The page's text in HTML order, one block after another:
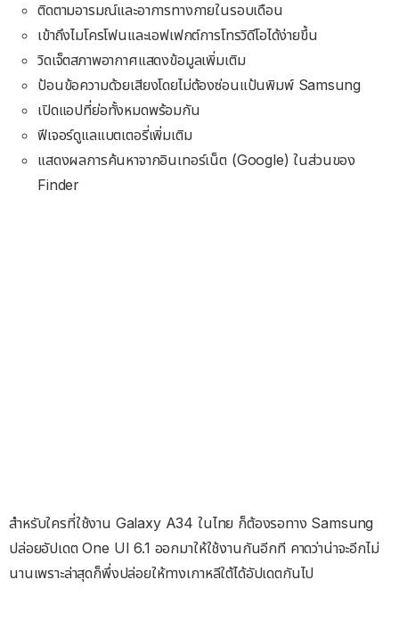
ติดตามอารมณ์และอาการทางกายในรอบเดือน
เข้าถึงไมโครโฟนและเอฟเฟกต์การโทรวิดีโอได้ง่ายขึ้น
วิดเจ็ตสภาพอากาศแสดงข้อมูลเพิ่มเติม
ป้อนข้อความด้วยเสียงโดยไม่ต้องซ่อนแป้นพิมพ์ Samsung
เปิดแอปที่ย่อทั้งหมดพร้อมกัน
ฟีเจอร์ดูแลแบตเตอรี่เพิ่มเติม
แสดงผลการค้นหาจากอินเทอร์เน็ต (Google) ในส่วนของ
Finder
สำหรับใครที่ใช้งาน Galaxy A34 ในไทย ก็ต้องรอทาง Samsung
ปล่อยอัปเดต One UI 6.1 ออกมาให้ใช้งานกันอีกที คาดว่าน่าจะอีกไม่
นานเพราะล่าสุดก็พึ่งปล่อยให้ทางเกาหลีใต้ได้อัปเดตกันไป